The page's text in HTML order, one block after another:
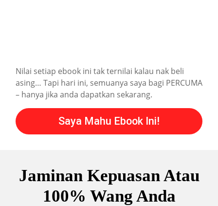
Nilai setiap ebook ini tak ternilai kalau nak beli
asing… Tapi hari ini, semuanya saya bagi PERCUMA
– hanya jika anda dapatkan sekarang.
Saya Mahu Ebook Ini!
Jaminan Kepuasan Atau
100% Wang Anda